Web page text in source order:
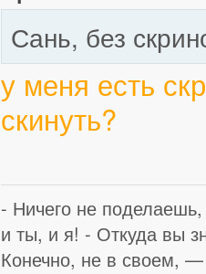
Сань, без
у меня есть
скинуть?
- Ничего не
и ты, и я! - Откуда вы
Конечно, не в своем, —